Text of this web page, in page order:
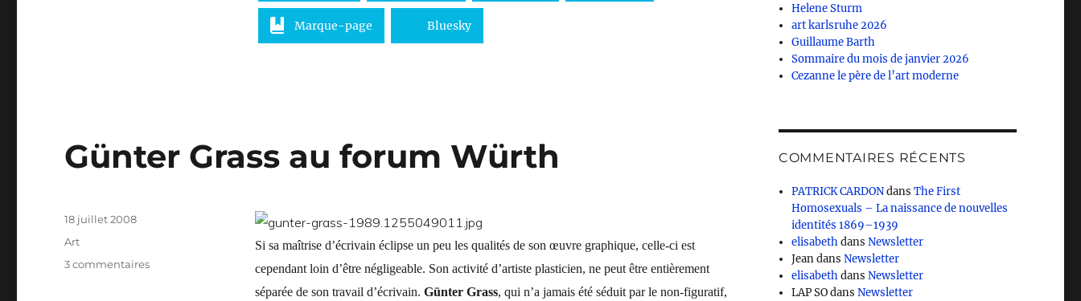
Marque-page Bluesky
Günter Grass au forum Würth
Si sa maîtrise d’écrivain éclipse un peu les qualités de son œuvre graphique, celle-ci est
cependant loin d’être négligeable. Son activité d’artiste plasticien, ne peut être entièrement
séparée de son travail d’écrivain. Günter Grass, qui n’a jamais été séduit par le non-figuratif,
Publié
18 juillet 2008
Catégories
Art
3 commentairessur
Helene Sturm
art karlsruhe 2026
Guillaume Barth
Sommaire du mois de janvier 2026
Cezanne le père de l’art moderne
COMMENTAIRES RÉCENTS
PATRICK CARDONdansThe First
Homosexuals – La naissance de nouvelles
identités 1869–1939
elisabethdansNewsletter
JeandansNewsletter
elisabethdansNewsletter
LAP SOdansNewsletter